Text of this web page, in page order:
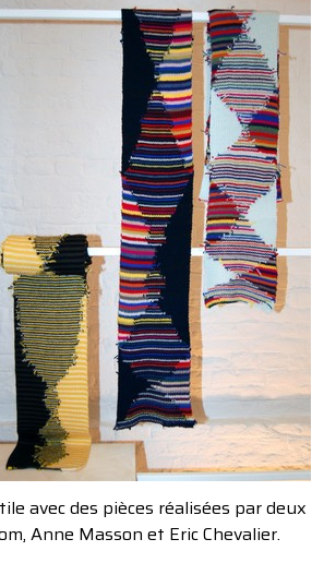
avec des pièces réalisées par deux
Anne Masson et Eric Chevalier.